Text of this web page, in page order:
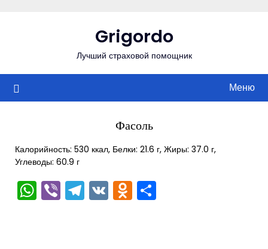
Grigordo
Лучший страховой помощник
Меню
Фасоль
Калорийность: 530 ккал, Белки: 21.6 г, Жиры: 37.0 г,
Углеводы: 60.9 г
WhatsApp
ViberTelegram
VKOdnoklassniki